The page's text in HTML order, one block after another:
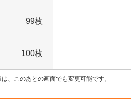
99枚
100枚
、このあとの画面でも変更可能です。